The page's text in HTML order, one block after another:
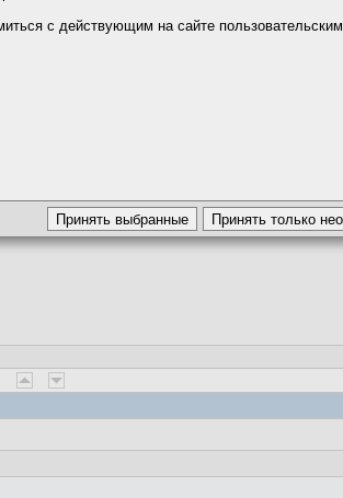
с действующим на сайте пользовательским